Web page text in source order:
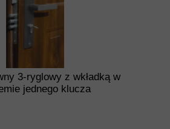
3-ryglowy z wkładką w
jednego klucza